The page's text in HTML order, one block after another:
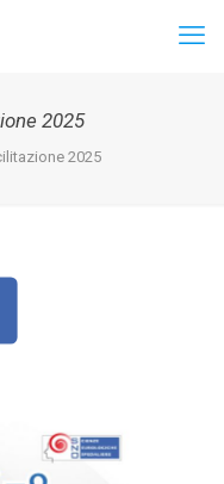
2025
2025